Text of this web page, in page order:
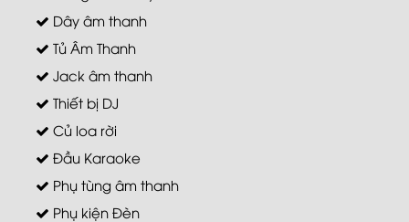
Dây âm thanh
Tủ Âm Thanh
Jack âm thanh
Thiết bị DJ
Củ loa rời
Đầu Karaoke
Phụ tùng âm thanh
Phụ kiện Đèn